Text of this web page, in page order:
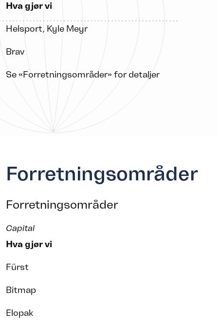
Hva gjør vi
Helsport, Kyle Meyr
Brav
Se «Forretningsområder» for detaljer
Forretningsområder
Forretningsområder
Capital
Hva gjør vi
Fürst
Bitmap
Elopak